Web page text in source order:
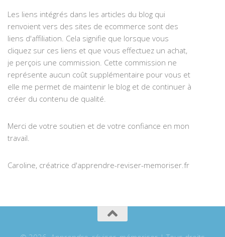
Les liens intégrés dans les articles du blog qui
renvoient vers des sites de ecommerce sont des
liens d'affiliation. Cela signifie que lorsque vous
cliquez sur ces liens et que vous effectuez un achat,
je perçois une commission. Cette commission ne
représente aucun coût supplémentaire pour vous et
elle me permet de maintenir le blog et de continuer à
créer du contenu de qualité.
Merci de votre soutien et de votre confiance en mon
travail.
Caroline, créatrice d'apprendre-reviser-memoriser.fr